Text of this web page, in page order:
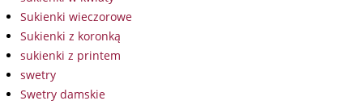
Sukienki wieczorowe
Sukienki z koronką
sukienki z printem
swetry
Swetry damskie